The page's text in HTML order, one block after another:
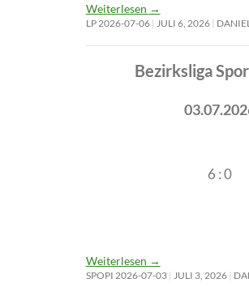
Weiterlesen →
LP 2026-07-06 JULI 6, 2026
Bezirksliga
6 : 0
Weiterlesen →
SPOPI 2026-07-03 JULI 3, 2026